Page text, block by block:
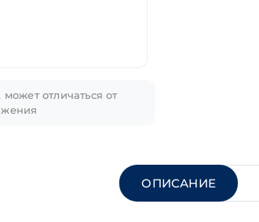
отличаться от
ОПИСАНИЕ